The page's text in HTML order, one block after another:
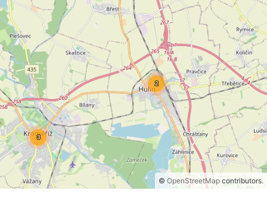
© OpenStreetMap contributors.